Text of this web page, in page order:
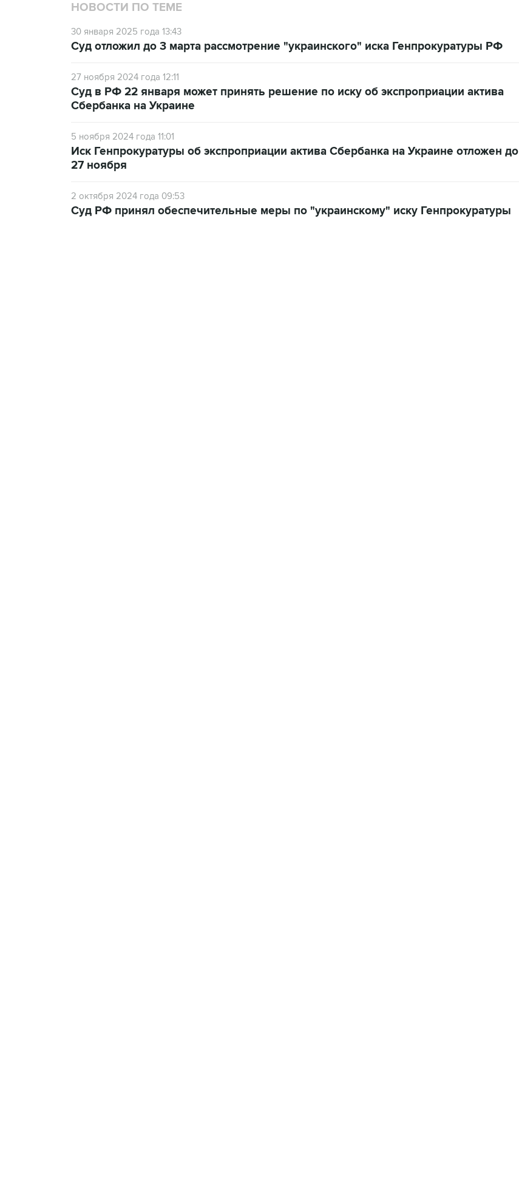
НОВОСТИ ПО ТЕМЕ
30 января 2025 года 13:43
Суд отложил до 3 марта рассмотрение "украинского" иска Генпрокуратуры РФ
27 ноября 2024 года 12:11
Суд в РФ 22 января может принять решение по иску об экспроприации актива
Сбербанка на Украине
5 ноября 2024 года 11:01
Иск Генпрокуратуры об экспроприации актива Сбербанка на Украине отложен до
27 ноября
2 октября 2024 года 09:53
Суд РФ принял обеспечительные меры по "украинскому" иску Генпрокуратуры